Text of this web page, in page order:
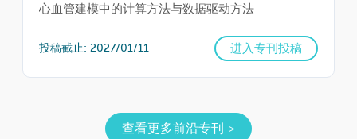
心血管建模中的计算方法与数据驱动方法
投稿截止: 2027/01/11 进入专刊投稿
查看更多前沿专刊